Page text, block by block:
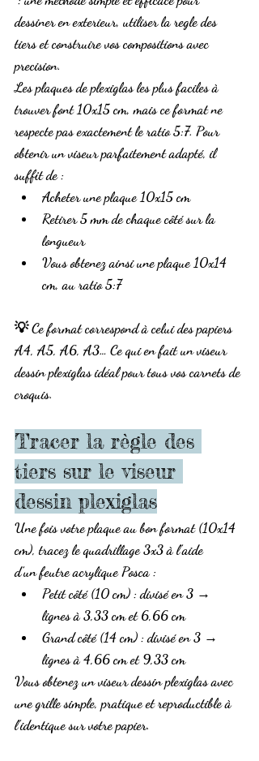
dessiner en exterieur, utiliser la regle des
tiers et construire vos compositions avec
precision.
Les plaques de plexiglas les plus faciles à
trouver font 10x15 cm, mais ce format ne
respecte pas exactement le ratio 5:7. Pour
obtenir un viseur parfaitement adapté, il
suffit de :
Acheter une plaque 10x15 cm
Retirer 5 mm de chaque côté sur la
longueur
Vous obtenez ainsi une plaque 10x14
cm, au ratio 5:7
💡 Ce format correspond à celui des papiers
A4, A5, A6, A3… Ce qui en fait un viseur
dessin plexiglas idéal pour tous vos carnets de
croquis.
Tracer la règle des
tiers sur le viseur
dessin plexiglas
Une fois votre plaque au bon format (10x14
cm), tracez le quadrillage 3x3 à l’aide
d’un feutre acrylique Posca :
Petit côté (10 cm) : divisé en 3 →
lignes à 3,33 cm et 6,66 cm
Grand côté (14 cm) : divisé en 3 →
lignes à 4,66 cm et 9,33 cm
Vous obtenez un viseur dessin plexiglas avec
une grille simple, pratique et reproductible à
l’identique sur votre papier.